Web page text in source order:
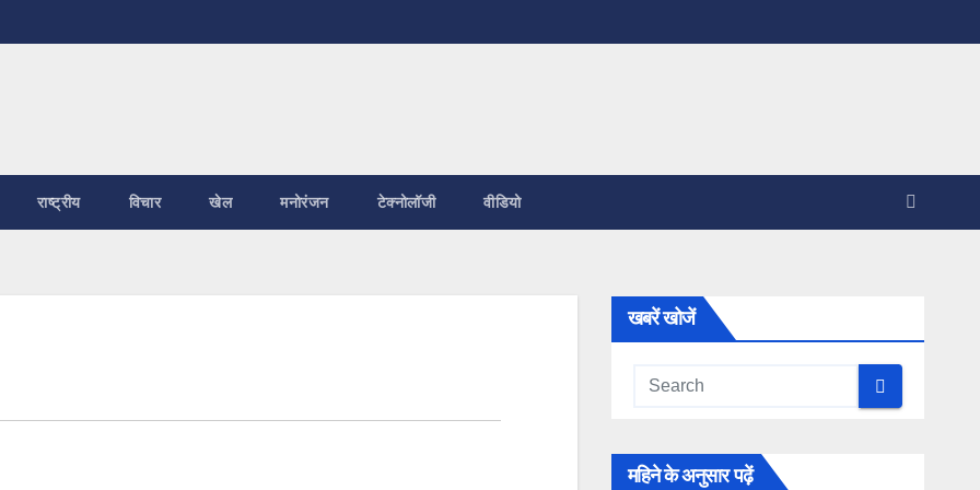
राष्ट्रीय विचार खेल मनोरंजन टेक्नोलॉजी वीडियो
खबरें खोजें
महिने के अनुसार पढ़ें